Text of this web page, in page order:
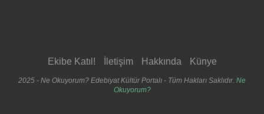
Ekibe Katıl! İletişim Hakkında Künye
2025 - Ne Okuyorum? Edebiyat Kültür Portalı - Tüm Hakları Saklıdır. Ne
Okuyorum?